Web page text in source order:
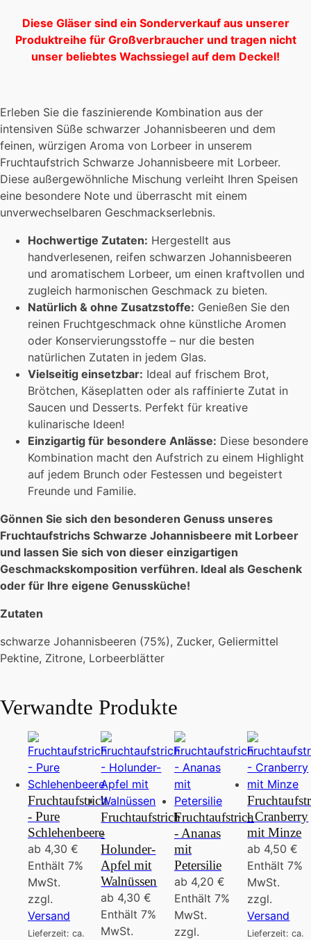
Diese Gläser sind ein Sonderverkauf aus unserer
Produktreihe für Großverbraucher und tragen nicht
unser beliebtes Wachssiegel auf dem Deckel!
Erleben Sie die faszinierende Kombination aus der
intensiven Süße schwarzer Johannisbeeren und dem
feinen, würzigen Aroma von Lorbeer in unserem
Fruchtaufstrich Schwarze Johannisbeere mit Lorbeer.
Diese außergewöhnliche Mischung verleiht Ihren Speisen
eine besondere Note und überrascht mit einem
unverwechselbaren Geschmackserlebnis.
Hochwertige Zutaten: Hergestellt aus
handverlesenen, reifen schwarzen Johannisbeeren
und aromatischem Lorbeer, um einen kraftvollen und
zugleich harmonischen Geschmack zu bieten.
Natürlich & ohne Zusatzstoffe: Genießen Sie den
reinen Fruchtgeschmack ohne künstliche Aromen
oder Konservierungsstoffe – nur die besten
natürlichen Zutaten in jedem Glas.
Vielseitig einsetzbar: Ideal auf frischem Brot,
Brötchen, Käseplatten oder als raffinierte Zutat in
Saucen und Desserts. Perfekt für kreative
kulinarische Ideen!
Einzigartig für besondere Anlässe: Diese besondere
Kombination macht den Aufstrich zu einem Highlight
auf jedem Brunch oder Festessen und begeistert
Freunde und Familie.
Gönnen Sie sich den besonderen Genuss unseres
Fruchtaufstrichs Schwarze Johannisbeere mit Lorbeer
und lassen Sie sich von dieser einzigartigen
Geschmackskomposition verführen. Ideal als Geschenk
oder für Ihre eigene Genussküche!
Zutaten
schwarze Johannisbeeren (75%), Zucker, Geliermittel
Pektine, Zitrone, Lorbeerblätter
Verwandte Produkte
Fruchtaufstrich
- Pure
Schlehenbeere
ab 4,30 €
Enthält 7%
MwSt.
zzgl.
Versand
Lieferzeit: ca.
Fruchtaufstrich
-
Holunder-
Apfel mit
Walnüssen
ab 4,30€
Enthält 7%
MwSt.
Fruchtaufstrich
- Ananas
mit
Petersilie
ab 4,20 €
Enthält 7%
MwSt.
zzgl.
- Cranberry
mit Minze
ab 4,50€
Enthält 7%
MwSt.
zzgl.
Versand
Lieferzeit: ca.